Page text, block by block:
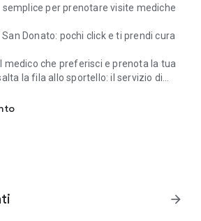
semplice per prenotare visite mediche
San Donato: pochi click e ti prendi cura
medico che preferisci e prenota la tua
la fila allo sportello: il servizio di
Donato prenoti visite mediche ed
tuo smartphone o dal tablet.
e puoi consultare la disponibilità delle
nella struttura GSD più vicina.
il giorno e l’ora più adatti alle tuearrow_forward